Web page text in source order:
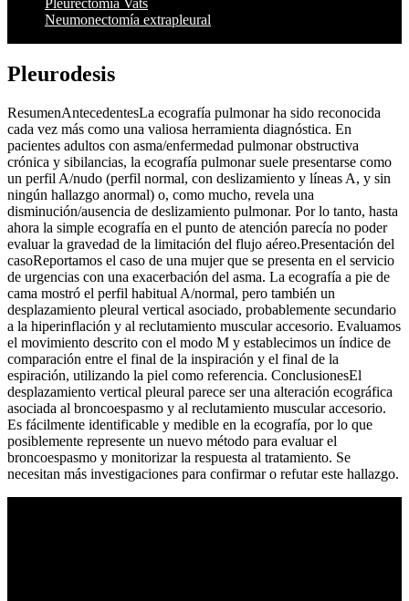
Neumonectomía extrapleural
Pleurodesis
ResumenAntecedentesLa ecografía pulmonar ha sido reconocida
cada vez más como una valiosa herramienta diagnóstica. En
pacientes adultos con asma/enfermedad pulmonar obstructiva
crónica y sibilancias, la ecografía pulmonar suele presentarse como
un perfil A/nudo (perfil normal, con deslizamiento y líneas A, y sin
ningún hallazgo anormal) o, como mucho, revela una
disminución/ausencia de deslizamiento pulmonar. Por lo tanto, hasta
ahora la simple ecografía en el punto de atención parecía no poder
evaluar la gravedad de la limitación del flujo aéreo.Presentación del
casoReportamos el caso de una mujer que se presenta en el servicio
de urgencias con una exacerbación del asma. La ecografía a pie de
cama mostró el perfil habitual A/normal, pero también un
desplazamiento pleural vertical asociado, probablemente secundario
a la hiperinflación y al reclutamiento muscular accesorio. Evaluamos
el movimiento descrito con el modo M y establecimos un índice de
comparación entre el final de la inspiración y el final de la
espiración, utilizando la piel como referencia. ConclusionesEl
desplazamiento vertical pleural parece ser una alteración ecográfica
asociada al broncoespasmo y al reclutamiento muscular accesorio.
Es fácilmente identificable y medible en la ecografía, por lo que
posiblemente represente un nuevo método para evaluar el
broncoespasmo y monitorizar la respuesta al tratamiento. Se
necesitan más investigaciones para confirmar o refutar este hallazgo.